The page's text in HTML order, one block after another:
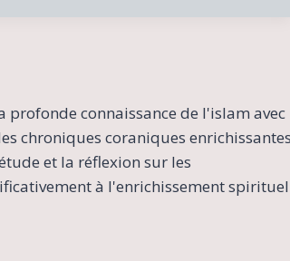
profonde connaissance de l'islam avec
chroniques coraniques
et la réflexion sur les
à l'enrichissement spirituel